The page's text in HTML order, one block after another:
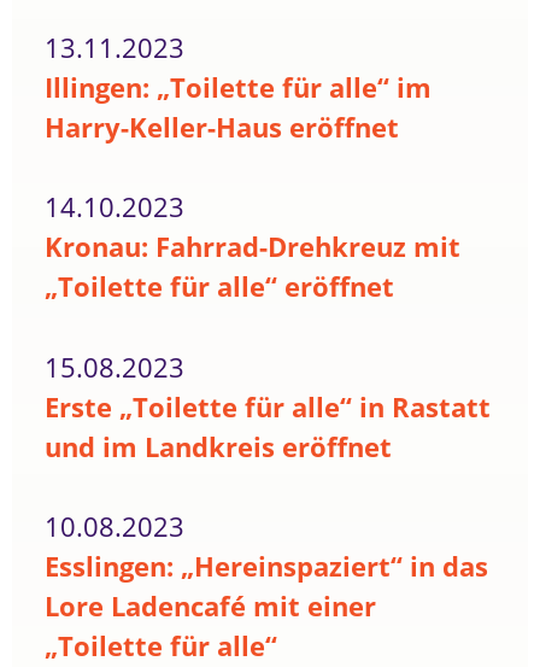
13.11.2023
Illingen: „Toilette für alle“ im
Harry-Keller-Haus eröffnet
14.10.2023
Kronau: Fahrrad-Drehkreuz mit
„Toilette für alle“ eröffnet
15.08.2023
Erste „Toilette für alle“ in Rastatt
und im Landkreis eröffnet
10.08.2023
Esslingen: „Hereinspaziert“ in das
Lore Ladencafé mit einer
„Toilette für alle“